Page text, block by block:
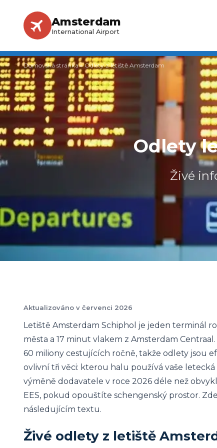
Amsterdam
International Airport
Domovská stránka»Odlety z letiště Amsterdam
Odlety
Živé
Aktualizováno v červenci 2026
Letiště Amsterdam Schiphol je jeden terminál
města a 17 minut vlakem z Amsterdam
60 miliony cestujících ročně, takže odlety jsou
ovlivní tři věci: kterou halu používá vaše
výměně dodavatele v roce 2026 déle než
EES, pokud opouštíte schengenský prostor.
následujícím textu.
Živé odlety z letiště